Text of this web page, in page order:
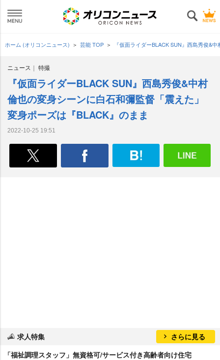
ホーム (オリコンニュース) 芸能 TOP 『仮面ライダーBLACK SUN』西島秀俊&
ニュース 特撮
『仮面ライダーBLACK SUN』西島秀俊&中村
倫也の変身シーンに白石和彌監督「震えた」
変身ポーズは『BLACK』のまま
2022-10-25 19:51
求人特集
さらに見る
「福祉調理スタッフ」無資格可/サービス付き高齢者向け住宅